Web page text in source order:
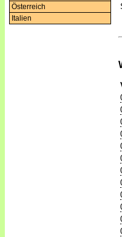
Österreich
Italien